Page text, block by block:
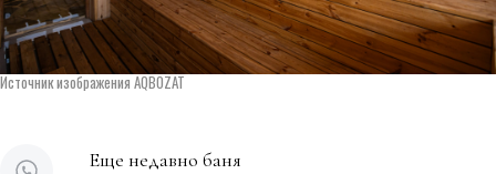
Источник изображения AQBOZAT
Еще недавно баня